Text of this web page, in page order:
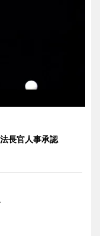
長官人事承認